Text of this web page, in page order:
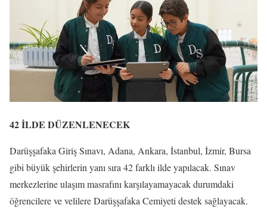
42 İLDE DÜZENLENECEK
Darüşşafaka Giriş Sınavı, Adana, Ankara, İstanbul, İzmir, Bursa
gibi büyük şehirlerin yanı sıra 42 farklı ilde yapılacak. Sınav
merkezlerine ulaşım masrafını karşılayamayacak durumdaki
öğrencilere ve velilere Darüşşafaka Cemiyeti destek sağlayacak.